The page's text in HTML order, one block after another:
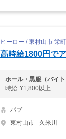
ヒーロー / 東村山市 栄町
高時給1800円で
ホール・黒服（バイト
時給 ¥1,800以上
パブ
東村山市
久米川